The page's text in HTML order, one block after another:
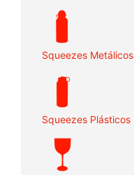
Squeezes Metálicos
Squeezes Plásticos